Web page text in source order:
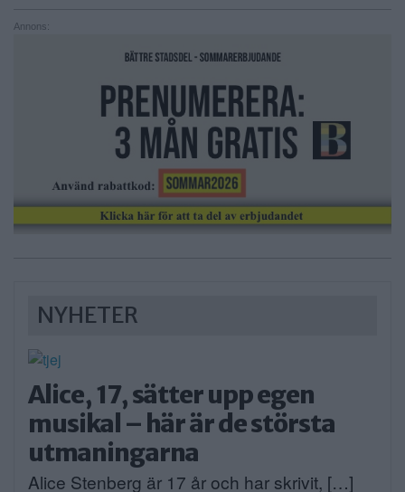
Annons:
NYHETER
Alice, 17, sätter upp egen
musikal – här är de största
utmaningarna
Alice Stenberg är 17 år och har skrivit, […]